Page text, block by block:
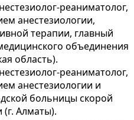
реаниматолог,
анестезиологии,
терапии, главный
объединения
область).
реаниматолог,
анестезиологии и
больницы скорой
Алматы).